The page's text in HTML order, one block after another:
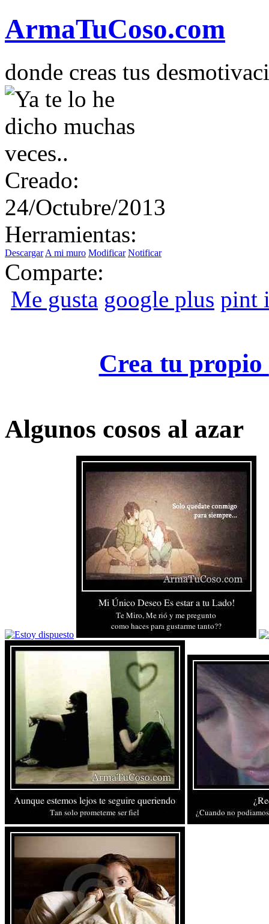
ArmaTuCoso.com
donde creas tus
Creado:
24/Octubre/2013
Herramientas:
Descargar A mi muro Modificar Notificar
Comparte:
Me gusta google plus pint
Crea tu propio
Algunos cosos al azar